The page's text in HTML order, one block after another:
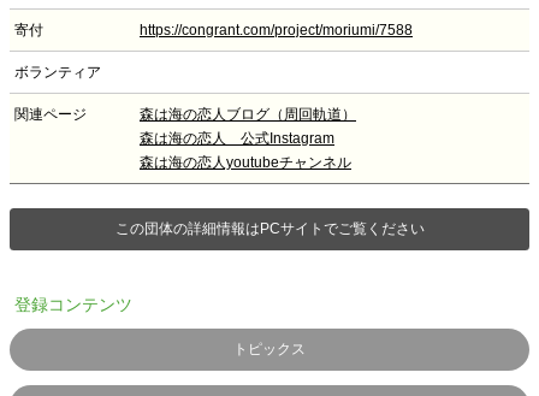
寄付 https://congrant.com/project/moriumi/7588
ボランティア
関連ページ
森は海の恋人ブログ（周回軌道）
森は海の恋人 公式Instagram
森は海の恋人youtubeチャンネル
この団体の詳細情報はPCサイトでご覧ください
登録コンテンツ
トピックス